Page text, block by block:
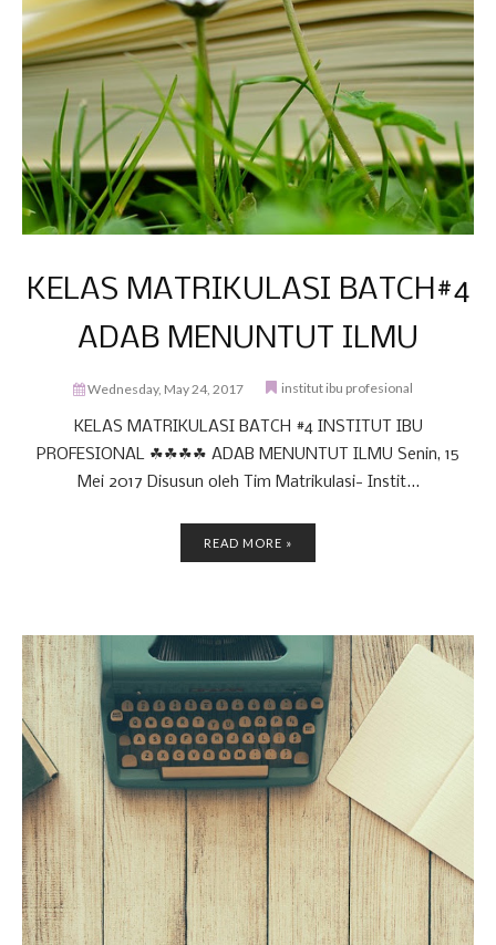
KELAS MATRIKULASI BATCH#4
ADAB MENUNTUT ILMU
Wednesday, May 24, 2017 institut ibu profesional
KELAS MATRIKULASI BATCH #4 INSTITUT IBU
PROFESIONAL ☘☘☘☘ ADAB MENUNTUT ILMU Senin, 15
Mei 2017 Disusun oleh Tim Matrikulasi- Instit...
READ MORE »